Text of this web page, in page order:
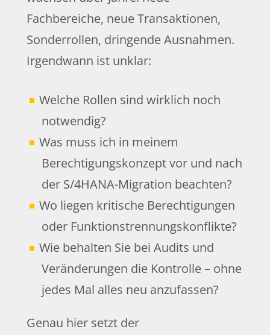
Fachbereiche, neue Transaktionen,
Sonderrollen, dringende Ausnahmen.
Irgendwann ist unklar:
Welche Rollen sind wirklich noch
notwendig?
Was muss ich in meinem
Berechtigungskonzept vor und nach
der S/4HANA-Migration beachten?
Wo liegen kritische Berechtigungen
oder Funktionstrennungskonflikte?
Wie behalten Sie bei Audits und
Veränderungen die Kontrolle – ohne
jedes Mal alles neu anzufassen?
Genau hier setzt der